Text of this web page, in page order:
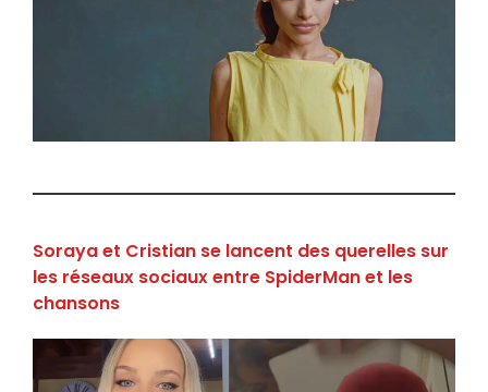
Soraya et Cristian se lancent des querelles sur
les réseaux sociaux entre SpiderMan et les
chansons